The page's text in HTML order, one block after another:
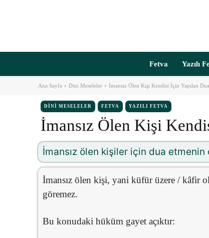
Fetva Yazılı
Ana Sayfa Dini Meseleler İmansız Ölen Kişi Kendisi İçin Yapılan
DINI MESELELER FETVA YAZILI FETVA
İmansız Ölen Kişi
İmansız ölen kişiler için dua etmenin
İmansız ölen kişi, yani küfür üzere / kâfir
göremez.
Bu konudaki hüküm gayet açıktır: